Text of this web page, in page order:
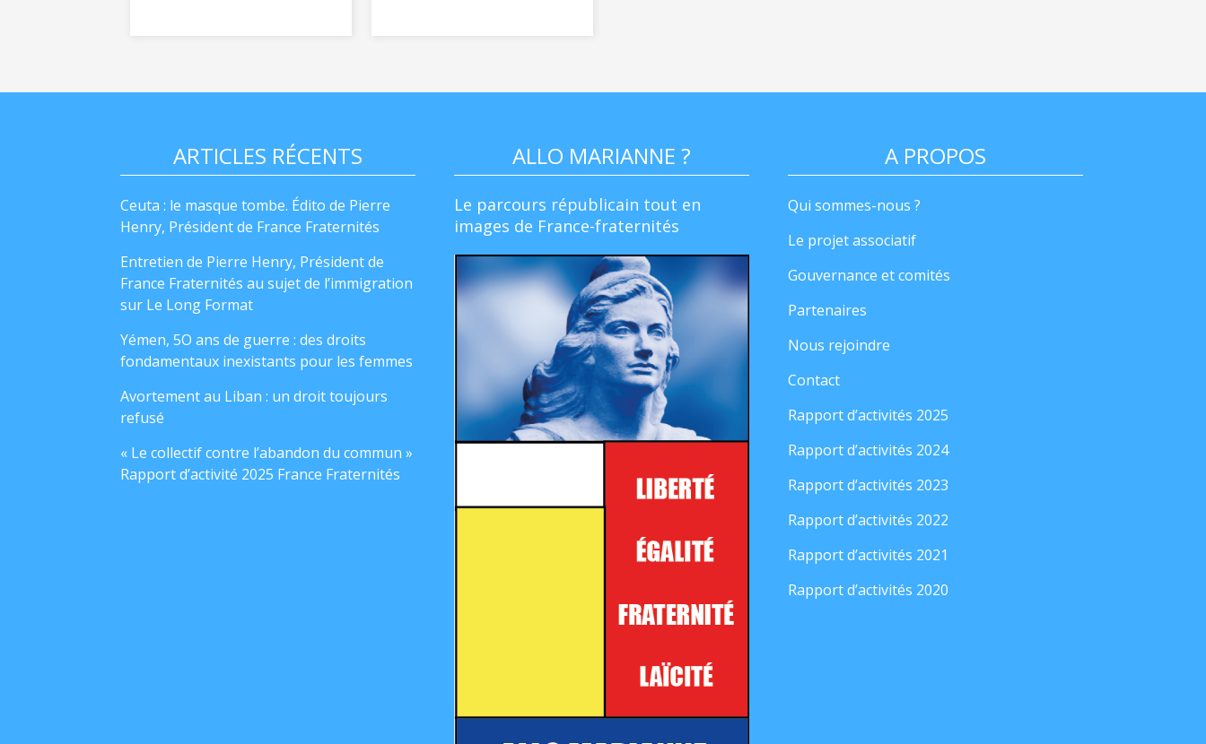
ARTICLES RÉCENTS
Ceuta : le masque tombe. Édito de Pierre
Henry, Président de France Fraternités
Entretien de Pierre Henry, Président de
France Fraternités au sujet de l’immigration
sur Le Long Format
Yémen, 5O ans de guerre : des droits
fondamentaux inexistants pour les femmes
Avortement au Liban : un droit toujours
refusé
« Le collectif contre l’abandon du commun »
Rapport d’activité 2025 France Fraternités
ALLO MARIANNE ?
Le parcours républicain tout en
images de France-fraternités
A PROPOS
Qui sommes-nous ?
Le projet associatif
Gouvernance et comités
Partenaires
Nous rejoindre
Contact
Rapport d’activités 2025
Rapport d’activités 2024
Rapport d’activités 2023
Rapport d’activités 2022
Rapport d’activités 2021
Rapport d’activités 2020